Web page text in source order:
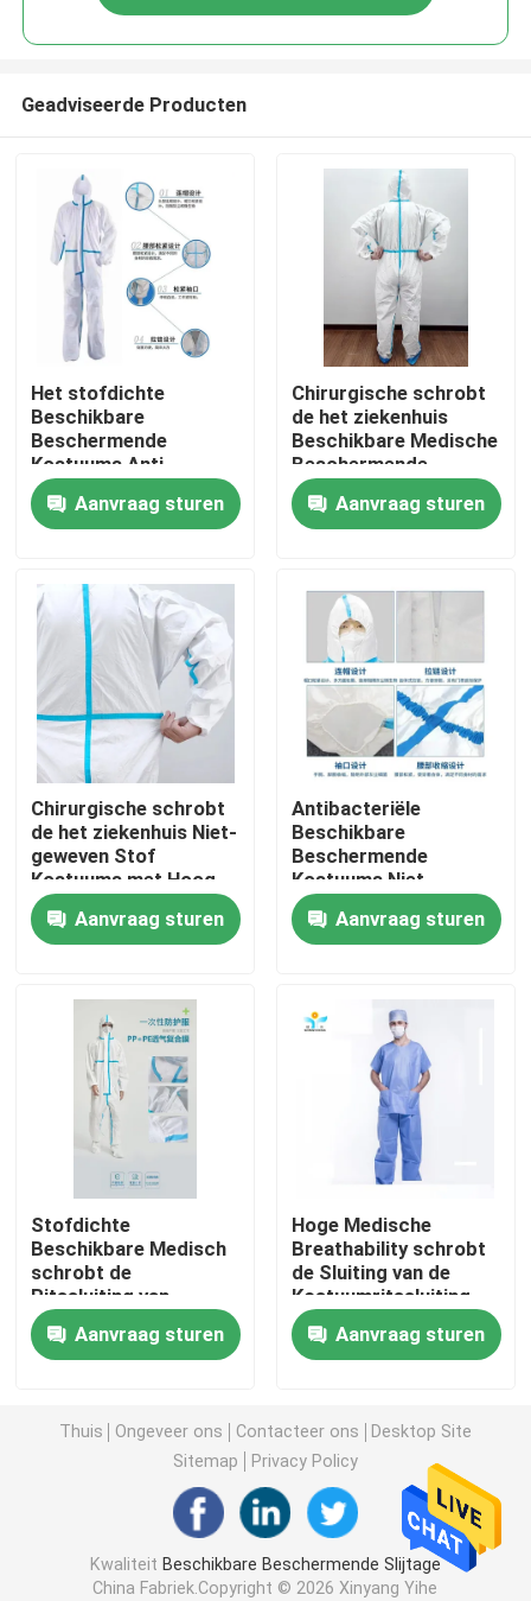
Huis
Producten
Ongeveer ons
Fabrieksreis
Kwaliteitscontrole
Contacteer ons
Verzoek om een Citaat
Beschikbare Beschermende Slijtage
Beschikbaar Beschermend Overtrek
beschikbare chirurgische toga
Geweven Stof van SMS de niet
Geweven stof van pp de niet
Beschikbare Isolatietoga
masker van het 3 vouw het Beschikbare gezicht
Beschikbare Laboratoriumlaag
Beschikbare Kimonotoga's
Geadviseerde Producten
Het stofdichte
Beschikbare
Beschermende
Kostuums Anti
Bevuilen voor
Industrieel
Aanvraag sturen
Chirurgische schrobt
de het ziekenhuis
Beschikbare Medische
Beschermende
Kostuums Niveau 1-4
voor Werkende Zaal
Aanvraag sturen
Chirurgische schrobt
de het ziekenhuis Niet-
geweven Stof
Kostuums met Hoog
Breathability-Niveau
1-4 Aanvraag sturen
Antibacteriële
Beschikbare
Beschermende
Kostuums Niet-
geweven Stof met
Ritssluitingssluiting
voor Enz.
Aanvraag sturen
Stofdichte
Beschikbare Medisch
schrobt de
Ritssluiting van
Kostuumsuniformen
met Individuele
Verpakking
Aanvraag sturen
Hoge Medische
Breathability schrobt
de Sluiting van de
Kostuumritssluiting
met Kraag Individuele
Verpakking
Aanvraag sturen
Thuis Ongeveer ons Contacteer ons
Desktop Site
Sitemap
Privacy Policy
Kwaliteit Beschikbare Beschermende Slijtage
China Fabriek.Copyright © 2026 Xinyang Yihe